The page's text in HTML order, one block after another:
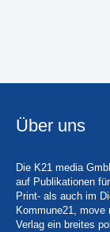
Über uns
Die K21 media
auf Publikationen
Print- als auch im
Kommune21,
Verlag ein breites